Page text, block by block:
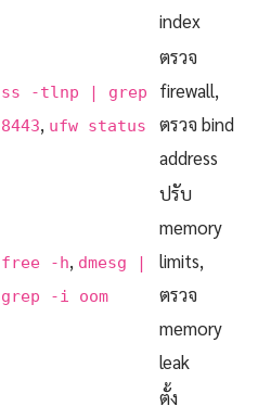
index
ss -tlnp | grep
8443, ufw status
ตรวจ
firewall,
ตรวจ bind
address
free -h, dmesg |
grep -i oom
ปรับ
memory
limits,
ตรวจ
memory
leak
ตั้ง